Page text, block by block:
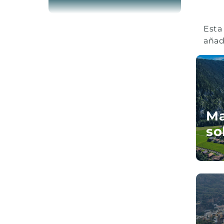
LIBRERÍA DALMAU
PELUQUERÍA